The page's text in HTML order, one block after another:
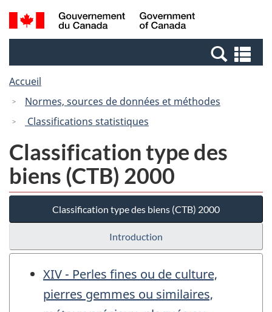
Passer
au
Passer
à
Canada
Recherche
et
et
Accueil
Normes, sources de données et méthodes
Classifications statistiques
Classification type des
biens (CTB) 2000
Classification type des biens (CTB) 2000
Introduction
XIV - Perles fines ou de culture,
pierres gemmes ou similaires,